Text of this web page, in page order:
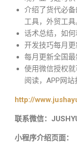
介绍了货代必
工具，外贸工具
话术总结，如
开发技巧每月更
每月更新全国最
使用微信授权
阅读，APP网站
http://
联系微信：
小程序介绍页面：